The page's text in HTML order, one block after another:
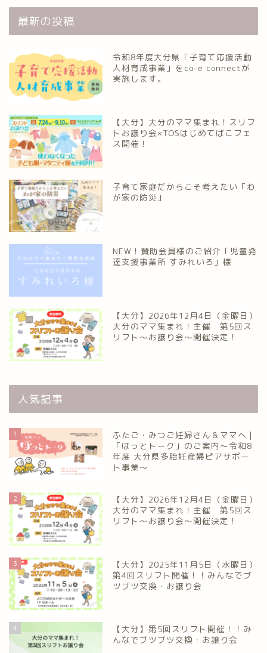
最新の投稿
令和8年度大分県「子育て応援活動
人材育成事業」をco-e connectが
実施します。
【大分】大分のママ集まれ！スリフ
トお譲り会×TOSはじめてばこフェ
ス開催！
子育て家庭だからこそ考えたい「わ
が家の防災」
NEW！賛助会員様のご紹介「児童発
達支援事業所 すみれいろ」様
【大分】2026年12月4日（金曜日）
大分のママ集まれ！主催 第5回ス
リフト〜お譲り会〜開催決定！
人気記事
1
ふたご・みつご妊婦さん＆ママへ｜
「ほっとトーク」のご案内～令和8
年度 大分県多胎妊産婦ピアサポー
ト事業～
2
【大分】2026年12月4日（金曜日）
大分のママ集まれ！主催 第5回ス
リフト〜お譲り会〜開催決定！
3
【大分】2025年11月5日（水曜日）
第4回スリフト開催！！みんなでブ
ツブツ交換・お譲り会
4
【大分】第5回スリフト開催！！み
んなでブツブツ交換・お譲り会